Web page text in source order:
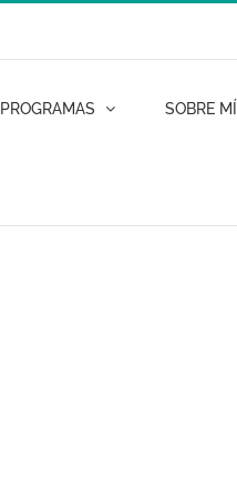
PROGRAMAS SOBRE MÍ